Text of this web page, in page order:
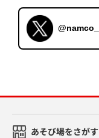
あそび場をさがす